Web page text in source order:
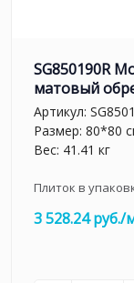
SG850190R
матовый
Артикул:
Размер: 80*80
Вес: 41.41 кг
Плиток в
3 528.24 руб./